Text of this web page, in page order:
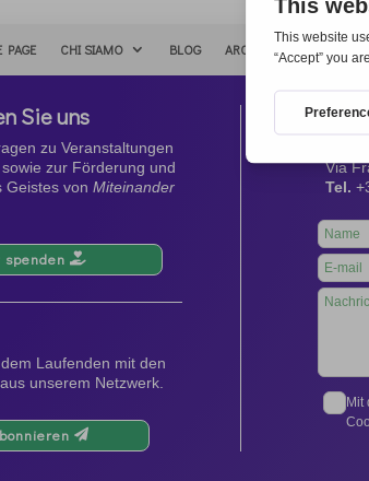
PAGE CHI SIAMO BLOG ARCHIVIO
Sie uns
zu Veranstaltungen
zur Förderung und
Geistes vonMiteinander
spenden
Laufenden mit den
unserem Netzwerk.
Via
Tel.
Leave
this
field
blank
Mit